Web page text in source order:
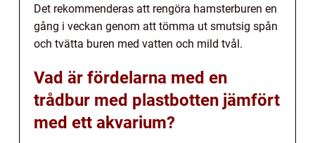
Det rekommenderas att rengöra hamsterburen en
gång i veckan genom att tömma ut smutsig spån
och tvätta buren med vatten och mild tvål.
Vad är fördelarna med en
trådbur med plastbotten jämfört
med ett akvarium?